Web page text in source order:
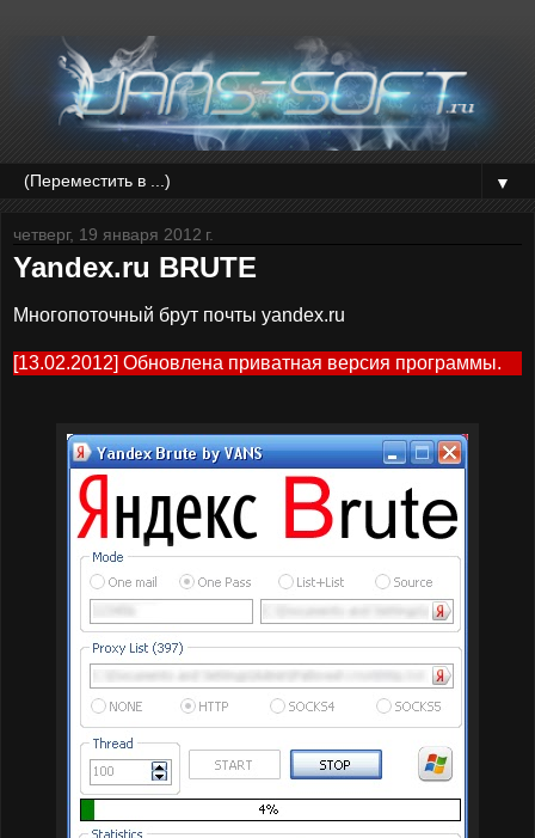
▼
четверг, 19 января 2012 г.
Yandex.ru BRUTE
Многопоточный брут почты yandex.ru
[13.02.2012] Обновлена приватная версия программы.